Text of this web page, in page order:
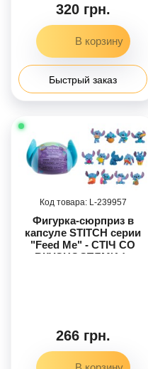
320 грн.
Быстрый заказ
239957
Фигурка-сюрприз в
капсуле STITCH серии
"Feed Me" - СТІЧ СО
ВКУСНОСТЯМИ (в
266 грн.